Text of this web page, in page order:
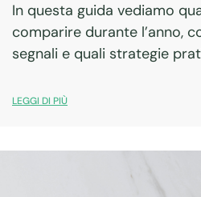
In questa guida vediamo
comparire durante l’anno,
segnali e quali strategie
LEGGI DI PIÙ